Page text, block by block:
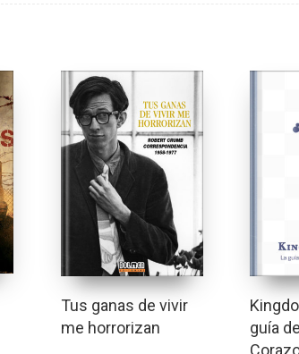
Tus ganas de vivir
me horrorizan
guía